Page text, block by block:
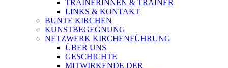
TRAINERINNEN & TRAINER
LINKS & KONTAKT
BUNTE KIRCHEN
KUNSTBEGEGNUNG
NETZWERK KIRCHENFÜHRUNG
ÜBER UNS
GESCHICHTE
MITWIRKENDE DER